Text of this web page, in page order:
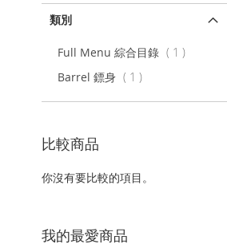
類別
Full Menu 綜合目錄 1 項
Barrel 鏢身 1 項
比較商品
你沒有要比較的項目。
我的最愛商品